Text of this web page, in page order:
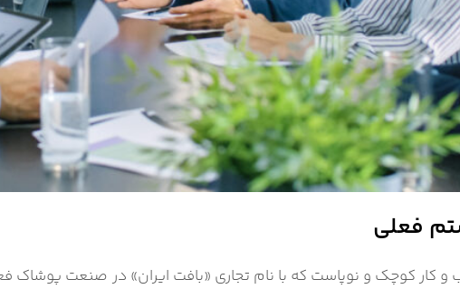
فعلی
کار کوچک و نوپاست که با نام تجاری «بافت ایران» در صنعت پوشاک